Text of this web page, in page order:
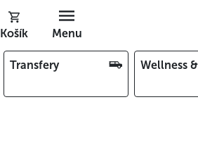
Košík Menu
Transfery Wellness